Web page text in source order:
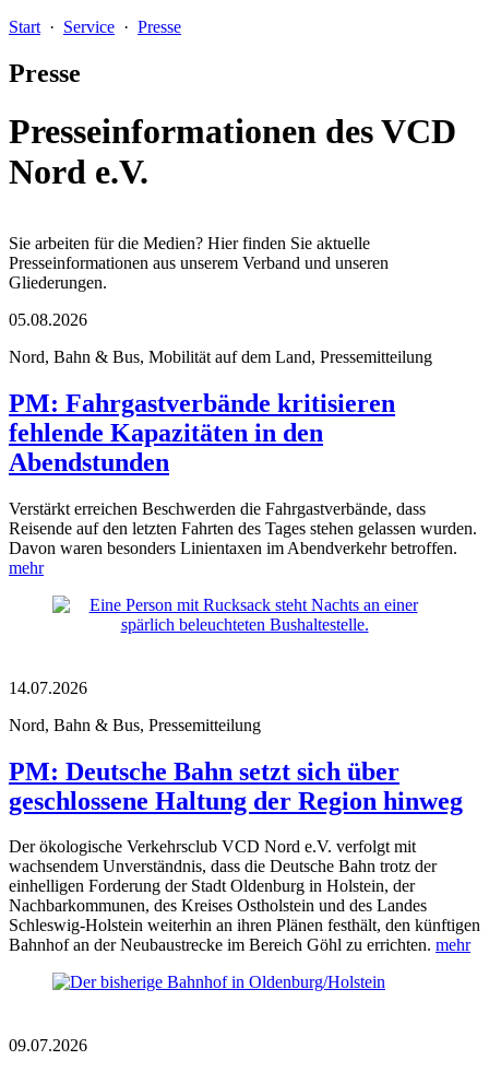
Start · Service · Presse
Presse
Presseinformationen des VCD
Nord e.V.
Sie arbeiten für die Medien? Hier finden Sie aktuelle
Presseinformationen aus unserem Verband und unseren
Gliederungen.
05.08.2026
Nord, Bahn & Bus, Mobilität auf dem Land, Pressemitteilung
PM: Fahrgastverbände kritisieren
fehlende Kapazitäten in den
Abendstunden
Verstärkt erreichen Beschwerden die Fahrgastverbände, dass
Reisende auf den letzten Fahrten des Tages stehen gelassen wurden.
Davon waren besonders Linientaxen im Abendverkehr betroffen.
mehr
14.07.2026
Nord, Bahn & Bus, Pressemitteilung
PM: Deutsche Bahn setzt sich über
geschlossene Haltung der Region hinweg
Der ökologische Verkehrsclub VCD Nord e.V. verfolgt mit
wachsendem Unverständnis, dass die Deutsche Bahn trotz der
einhelligen Forderung der Stadt Oldenburg in Holstein, der
Nachbarkommunen, des Kreises Ostholstein und des Landes
Schleswig-Holstein weiterhin an ihren Plänen festhält, den künftigen
Bahnhof an der Neubaustrecke im Bereich Göhl zu errichten. mehr
09.07.2026